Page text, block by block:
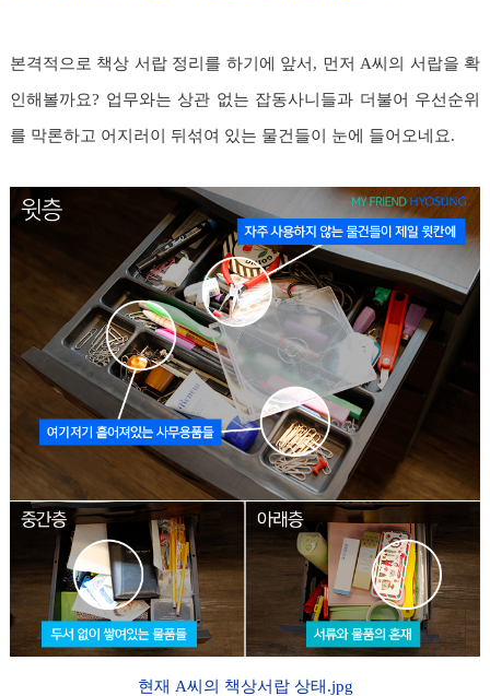
본격적으로 책상 서랍 정리를 하기에 앞서, 먼저 A씨의 서랍을 확
인해볼까요? 업무와는 상관 없는 잡동사니들과 더불어 우선순위
를 막론하고 어지러이 뒤섞여 있는 물건들이 눈에 들어오네요.
현재 A씨의 책상서랍 상태.jpg